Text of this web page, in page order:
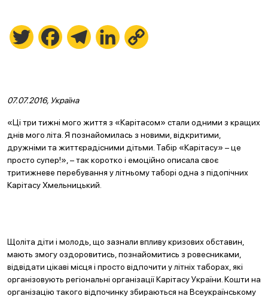
Twitter FacebookTelegramLinkedIn
07.07.2016, Україна
«Ці три тижні мого життя з «Карітасом» стали одними з кращих
днів мого літа. Я познайомилась з новими, відкритими,
дружніми та життєрадісними дітьми. Табір «Карітасу» – це
просто супер!», – так коротко і емоційно описала своє
тритижневе перебування у літньому таборі одна з підопічних
Карітасу Хмельницький.
Щоліта діти і молодь, що зазнали впливу кризових обставин,
мають змогу оздоровитись, познайомитись з ровесниками,
відвідати цікаві місця і просто відпочити у літніх таборах, які
організовують регіональні організації Карітасу України. Кошти на
організацію такого відпочинку збираються на Всеукраїнському